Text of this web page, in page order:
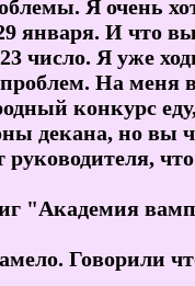
Я очень
января. И что
число. Я уже
На меня
конкурс
декана, но вы
руководителя,
"Академия
Говорили